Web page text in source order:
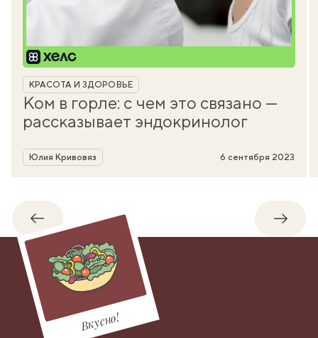
Рубрика
КРАСОТА И ЗДОРОВЬЕ
Ком в горле: с чем это связано —
рассказывает эндокринолог
Автор
Юлия Кривовяз 6 сентября 2023
Обратно
Вкусно!